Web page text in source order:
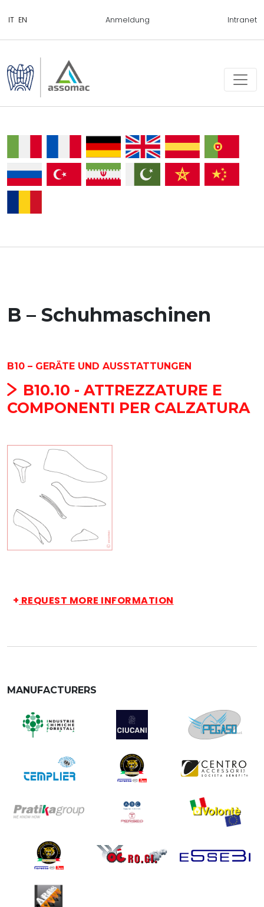
Anmeldung Intranet
B – Schuhmaschinen
B10 – GERÄTE UND AUSSTATTUNGEN
B10.10 - ATTREZZATURE E
COMPONENTI PER CALZATURA
+ REQUEST MORE INFORMATION
MANUFACTURERS